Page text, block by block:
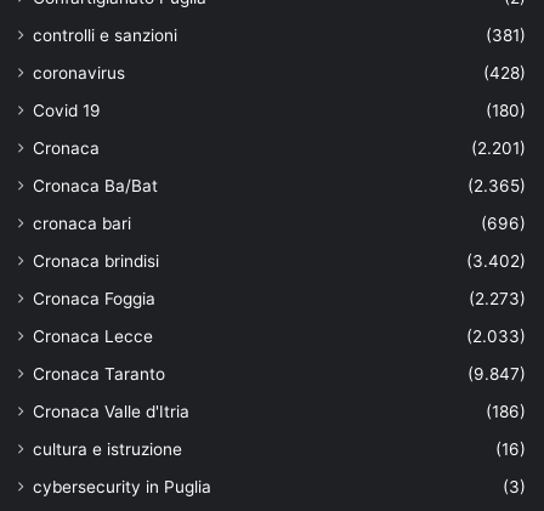
controlli e sanzioni
(381)
coronavirus
(428)
Covid 19
(180)
Cronaca
(2.201)
Cronaca Ba/Bat
(2.365)
cronaca bari
(696)
Cronaca brindisi
(3.402)
Cronaca Foggia
(2.273)
Cronaca Lecce
(2.033)
Cronaca Taranto
(9.847)
Cronaca Valle d'Itria
(186)
cultura e istruzione
(16)
cybersecurity in Puglia
(3)